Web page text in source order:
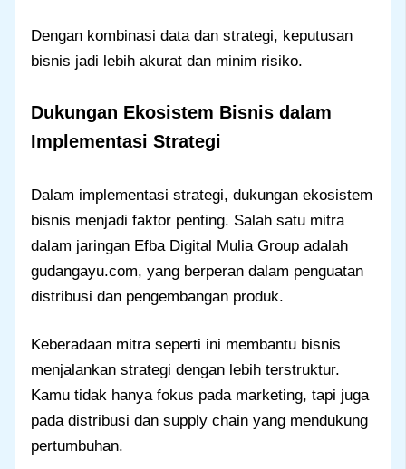
Dengan kombinasi data dan strategi, keputusan
bisnis jadi lebih akurat dan minim risiko.
Dukungan Ekosistem Bisnis dalam
Implementasi Strategi
Dalam implementasi strategi, dukungan ekosistem
bisnis menjadi faktor penting. Salah satu mitra
dalam jaringan Efba Digital Mulia Group adalah
gudangayu.com, yang berperan dalam penguatan
distribusi dan pengembangan produk.
Keberadaan mitra seperti ini membantu bisnis
menjalankan strategi dengan lebih terstruktur.
Kamu tidak hanya fokus pada marketing, tapi juga
pada distribusi dan supply chain yang mendukung
pertumbuhan.